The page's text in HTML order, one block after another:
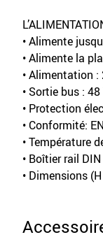
• Alimente
• Alimente la
• Alimentation :
• Sortie bus :
• Protection
• Conformité:
• Température
• Boîtier rail
• Dimensions